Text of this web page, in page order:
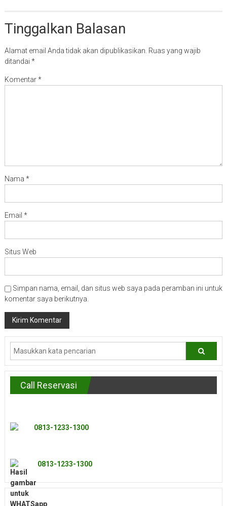
Tinggalkan Balasan
Alamat email Anda tidak akan dipublikasikan. Ruas yang wajib
ditandai *
Komentar*
Nama *
Email *
Situs Web
Simpan nama, email, dan situs web saya pada peramban ini untuk
komentar saya berikutnya.
Call Reservasi
0813-1233-1300
0813-1233-1300